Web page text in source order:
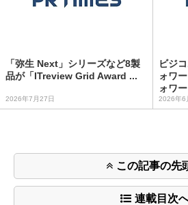
「弥生 Next」シリーズなど8製
品が「ITreview Grid Award ...
2026年7月27日
ビジ
ォワ
ォワ
2026年6
この記事の先
連載目次